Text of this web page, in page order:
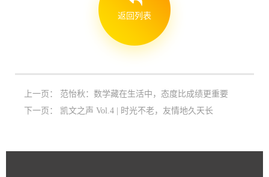
返回列表
上一页： 范怡秋：数学藏在生活中，态度比成绩更重要
下一页： 凯文之声 Vol.4 | 时光不老，友情地久天长